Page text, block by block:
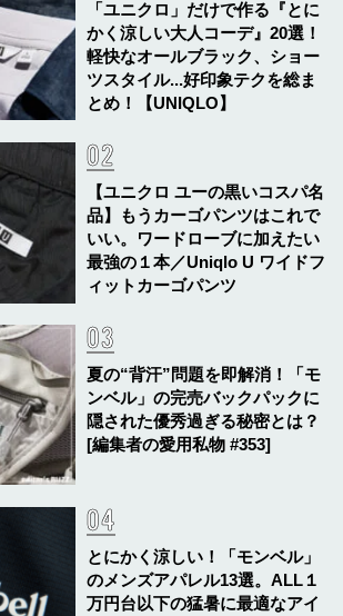
「ユニクロ」だけで作る『とに
かく涼しい大人コーデ』20選！
軽快なオールブラック、ショー
ツスタイル...好印象テクを総ま
とめ！【UNIQLO】
【ユニクロ ユーの黒いコスパ名
品】もうカーゴパンツはこれで
いい。ワードローブに加えたい
最強の１本／Uniqlo U ワイドフ
ィットカーゴパンツ
夏の“背汗”問題を即解消！「モ
ンベル」の完売バックパックに
隠された優秀過ぎる秘密とは？
[編集者の愛用私物 #353]
とにかく涼しい！「モンベル」
のメンズアパレル13選。ALL１
万円台以下の猛暑に最適なアイ